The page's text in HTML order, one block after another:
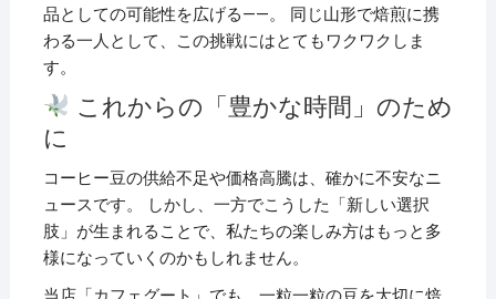
品としての可能性を広げる——。 同じ山形で焙煎に携
わる一人として、この挑戦にはとてもワクワクしま
す。
これからの「豊かな時間」のため
に
コーヒー豆の供給不足や価格高騰は、確かに不安なニ
ュースです。 しかし、一方でこうした「新しい選択
肢」が生まれることで、私たちの楽しみ方はもっと多
様になっていくのかもしれません。